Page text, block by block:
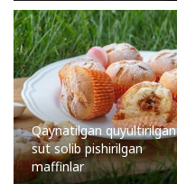
Qaynatilgan quyultirilgan
sut solib pishirilgan
maffinlar